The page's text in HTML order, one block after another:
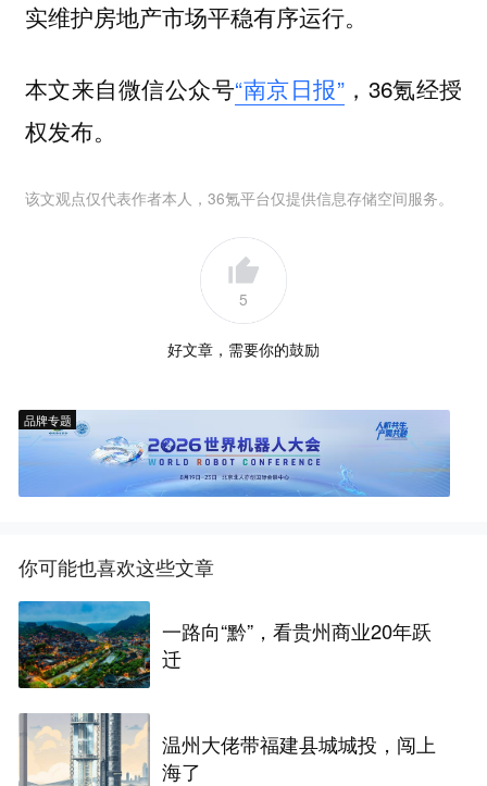
实维护房地产市场平稳有序运行。
本文来自微信公众号“南京日报”，36氪经授
权发布。
该文观点仅代表作者本人，36氪平台仅提供信息存储空间服务。
5
好文章，需要你的鼓励
品牌专题
你可能也喜欢这些文章
一路向“黔”，看贵州商业20年跃
迁
温州大佬带福建县城城投，闯上
海了